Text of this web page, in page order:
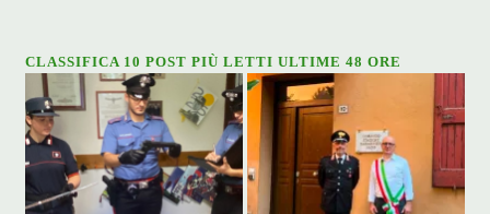
CLASSIFICA 10 POST PIÙ LETTI ULTIME 48 ORE